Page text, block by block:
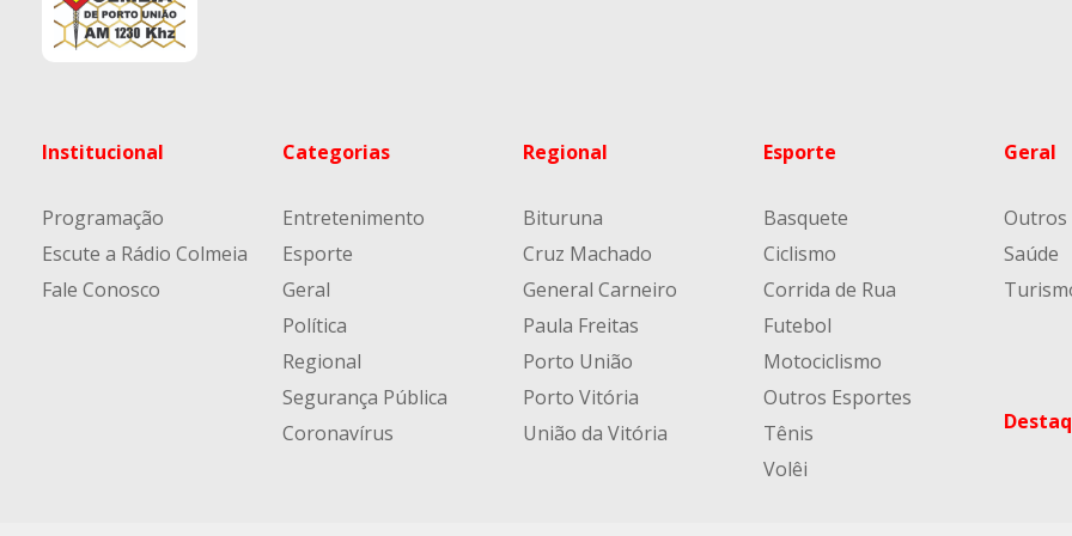
Institucional
Programação
Escute a Rádio Colmeia
Fale Conosco
Categorias
Entretenimento
Esporte
Geral
Política
Regional
Segurança Pública
Coronavírus
Regional
Bituruna
Cruz Machado
General Carneiro
Paula Freitas
Porto União
Porto Vitória
União da Vitória
Esporte
Basquete
Ciclismo
Corrida de Rua
Futebol
Motociclismo
Outros Esportes
Tênis
Volêi
Geral
Outros
Saúde